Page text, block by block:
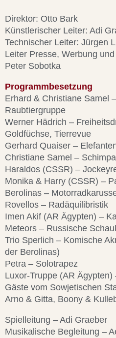
Direktor: Otto Bark
Künstlerischer Leiter: Adi
Technischer Leiter: Jürgen
Leiter Presse, Werbung
Peter Sobotka
Programmbesetzung
Erhard & Christiane Samel
Raubtiergruppe
Werner Hädrich –
Goldfüchse, Tierrevue
Gerhard Quaiser –
Christiane Samel –
Haraldos (CSSR) –
Monika & Harry (CSSR) –
Berolinas –
Rovellos – Radäquilibristik
Imen Akif (AR Ägypten) –
Meteors – Russische
Trio Sperlich – Komische
der Berolinas)
Petra – Solotrapez
Luxor-Truppe (AR
Gäste vom Sowjetischen
Arno & Gitta, Boony &
Spielleitung – Adi Graeber
Musikalische Begleitung –